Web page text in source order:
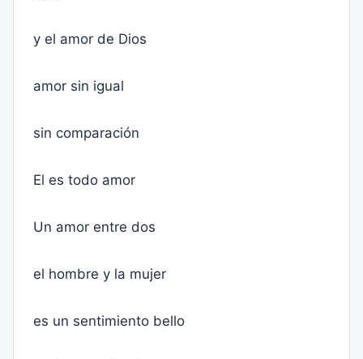
y el amor de Dios
amor sin igual
sin comparación
El es todo amor
Un amor entre dos
el hombre y la mujer
es un sentimiento bello